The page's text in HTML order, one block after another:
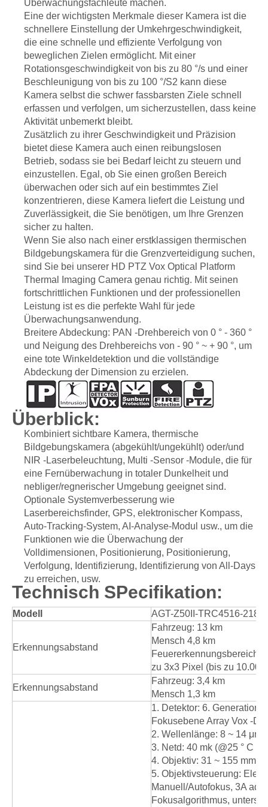
Überwachungsfachleute machen.
Eine der wichtigsten Merkmale dieser Kamera ist die
schnellere Einstellung der Umkehrgeschwindigkeit,
die eine schnelle und effiziente Verfolgung von
beweglichen Zielen ermöglicht. Mit einer
Rotationsgeschwindigkeit von bis zu 80 °/s und einer
Beschleunigung von bis zu 100 °/S2 kann diese
Kamera selbst die schwer fassbarsten Ziele schnell
erfassen und verfolgen, um sicherzustellen, dass keine
Aktivität unbemerkt bleibt.
Zusätzlich zu ihrer Geschwindigkeit und Präzision
bietet diese Kamera auch einen reibungslosen
Betrieb, sodass sie bei Bedarf leicht zu steuern und
einzustellen. Egal, ob Sie einen großen Bereich
überwachen oder sich auf ein bestimmtes Ziel
konzentrieren, diese Kamera liefert die Leistung und
Zuverlässigkeit, die Sie benötigen, um Ihre Grenzen
sicher zu halten.
Wenn Sie also nach einer erstklassigen thermischen
Bildgebungskamera für die Grenzverteidigung suchen,
sind Sie bei unserer HD PTZ Vox Optical Platform
Thermal Imaging Camera genau richtig. Mit seinen
fortschrittlichen Funktionen und der professionellen
Leistung ist es die perfekte Wahl für jede
Überwachungsanwendung.
Breitere Abdeckung: PAN -Drehbereich von 0 ° - 360 °
und Neigung des Drehbereichs von - 90 ° ~ + 90 °, um
eine tote Winkeldetektion und die vollständige
Abdeckung der Dimension zu erzielen.
Überblick:
Kombiniert sichtbare Kamera, thermische
Bildgebungskamera (abgekühlt/ungekühlt) oder/und
NIR -Laserbeleuchtung, Multi -Sensor -Module, die für
eine Fernüberwachung in totaler Dunkelheit und
nebliger/regnerischer Umgebung geeignet sind.
Optionale Systemverbesserung wie
Laserbereichsfinder, GPS, elektronischer Kompass,
Auto-Tracking-System, AI-Analyse-Modul usw., um die
Funktionen wie die Überwachung der
Volldimensionen, Positionierung, Positionierung,
Verfolgung, Identifizierung, Identifizierung von All-Days
zu erreichen, usw.
Technisch SPecifikation:
Modell AGT-Z50II-TRC4516-2186
Erkennungsabstand
Fahrzeug: 13 km
Mensch 4,8 km
Feuererkennungsbereich
zu 3x3 Pixel (bis zu 10.000
Erkennungsabstand
Fahrzeug: 3,4 km
Mensch 1,3 km
1. Detektor: 6. Generation
Fokusebene Array Vox -
2. Wellenlänge: 8 ~ 14 μm
3. Netd: 40 mk (@25 ° C
4. Objektiv: 31 ~ 155 mm
5. Objektivsteuerung:
Manuell/Autofokus, 3A
Fokusalgorithmus,